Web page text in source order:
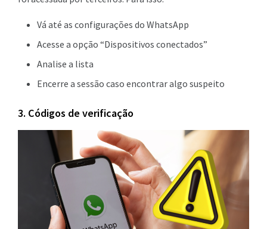
Vá até as configurações do WhatsApp
Acesse a opção “Dispositivos conectados”
Analise a lista
Encerre a sessão caso encontrar algo suspeito
3. Códigos de verificação